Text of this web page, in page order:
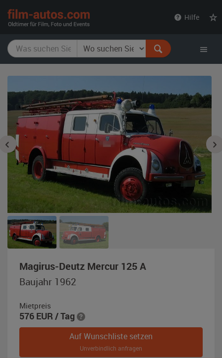
Hilfe
Magirus-Deutz Mercur 125 A,
weiß
(RAL
Baujahr 1962
Mietpreis
576 EUR / Tag
Auf Wunschliste setzen
Unverbindlich anfragen